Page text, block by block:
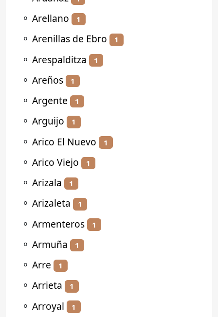
⚬ Arellano 1
⚬ Arenillas de Ebro 1
⚬ Arespalditza 1
⚬ Areños 1
⚬ Argente 1
⚬ Arguijo 1
⚬ Arico El Nuevo 1
⚬ Arico Viejo 1
⚬ Arizala 1
⚬ Arizaleta 1
⚬ Armenteros 1
⚬ Armuña 1
⚬ Arre 1
⚬ Arrieta 1
⚬ Arroyal 1